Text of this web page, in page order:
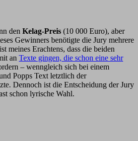
den Kelag-Preis (10 000 Euro), aber
Gewinners benötigte die Jury mehrere
meines Erachtens, dass die beiden
an Texte gingen, die schon eine sehr
– wenngleich sich bei einem
Popps Text letztlich der
Dennoch ist die Entscheidung der Jury
schon lyrische Wahl.